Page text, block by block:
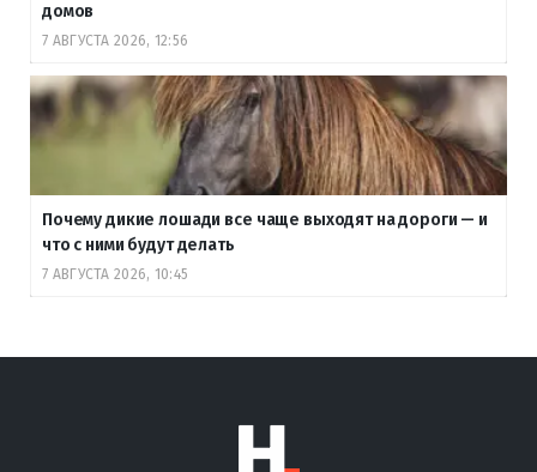
домов
7 АВГУСТА 2026, 12:56
Почему дикие лошади все чаще выходят на дороги — и
что с ними будут делать
7 АВГУСТА 2026, 10:45